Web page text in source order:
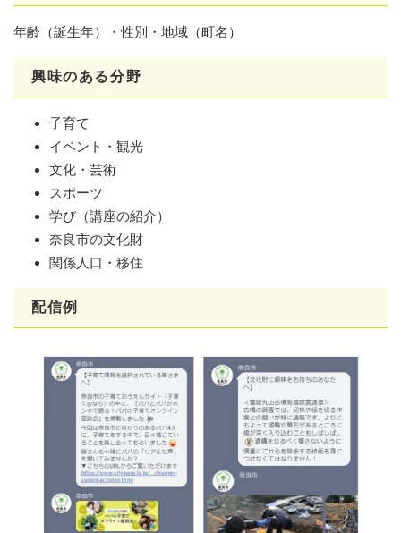
年齢（誕生年）・性別・地域（町名）
興味のある分野
子育て
イベント・観光
文化・芸術
スポーツ
学び（講座の紹介）
奈良市の文化財
関係人口・移住
配信例